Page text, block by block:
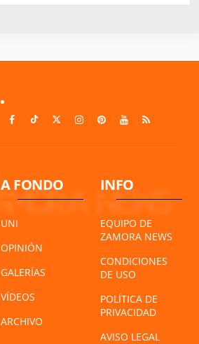
A FONDO
UNI
OPINIÓN
GALERÍAS
VÍDEOS
ARCHIVO
INFO
EQUIPO DE
ZAMORA NEWS
CONDICIONES
DE USO
POLÍTICA DE
PRIVACIDAD
AVISO LEGAL